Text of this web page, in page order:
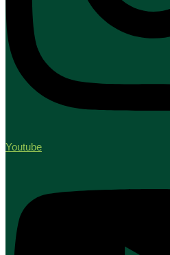
Youtube